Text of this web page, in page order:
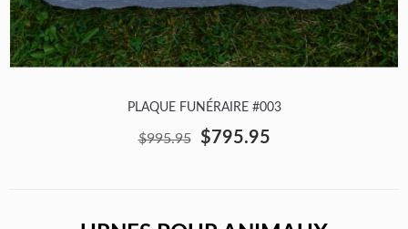
PLAQUE FUNÉRAIRE #003
$995.95 $795.95